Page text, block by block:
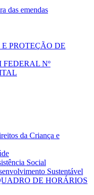
das emendas
PROTEÇÃO DE
Nº
da Criança e
Social
Sustentável
DE HORÁRIOS